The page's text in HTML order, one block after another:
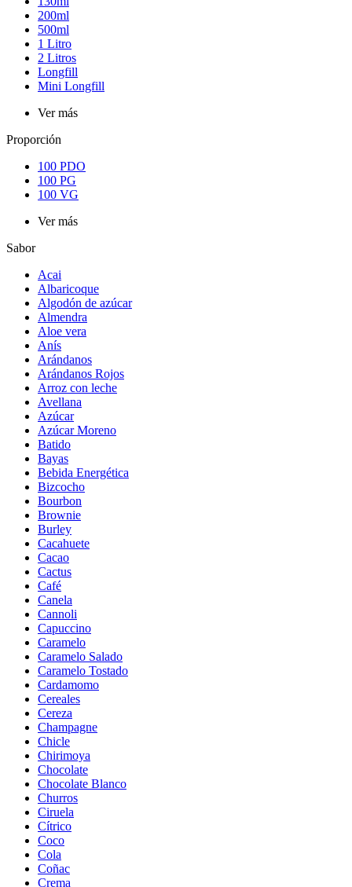
200ml
500ml
1 Litro
2 Litros
Longfill
Mini Longfill
Ver más
Proporción
100 PDO
100 PG
100 VG
Ver más
Sabor
Acai
Albaricoque
Algodón de azúcar
Almendra
Aloe vera
Anís
Arándanos
Arándanos Rojos
Arroz con leche
Avellana
Azúcar
Azúcar Moreno
Batido
Bayas
Bebida Energética
Bizcocho
Bourbon
Brownie
Burley
Cacahuete
Cacao
Cactus
Café
Canela
Cannoli
Capuccino
Caramelo
Caramelo Salado
Caramelo Tostado
Cardamomo
Cereales
Cereza
Champagne
Chicle
Chirimoya
Chocolate
Chocolate Blanco
Churros
Ciruela
Cítrico
Coco
Cola
Coñac
Crema